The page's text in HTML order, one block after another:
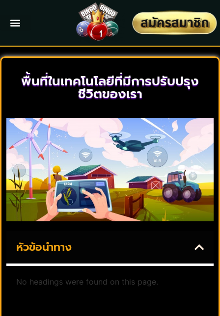
พื้นที่ในเทคโนโลยีที่มีการปรับปรุง
ชีวิตของเรา
หัวข้อนำทาง
No headings were found on this page.